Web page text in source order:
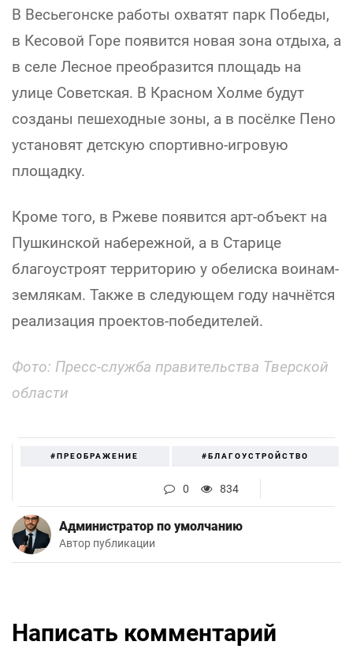
В Весьегонске работы охватят парк Победы,
в Кесовой Горе появится новая зона отдыха, а
в селе Лесное преобразится площадь на
улице Советская. В Красном Холме будут
созданы пешеходные зоны, а в посёлке Пено
установят детскую спортивно-игровую
площадку.
Кроме того, в Ржеве появится арт-объект на
Пушкинской набережной, а в Старице
благоустроят территорию у обелиска воинам-
землякам. Также в следующем году начнётся
реализация проектов-победителей.
Фото: Пресс-служба правительства Тверской
области
#ПРЕОБРАЖЕНИЕ #БЛАГОУСТРОЙСТВО
0 834
Администратор по умолчанию
Автор публикации
Написать комментарий